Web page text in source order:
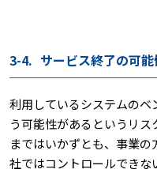
3-4. サービス終了の可
利用しているシステムのベ
う可能性があるというリ
まではいかずとも、事業
社ではコントロールできな